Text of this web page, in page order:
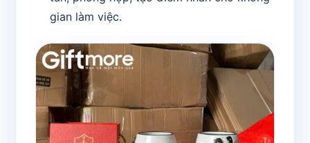
gian làm việc.